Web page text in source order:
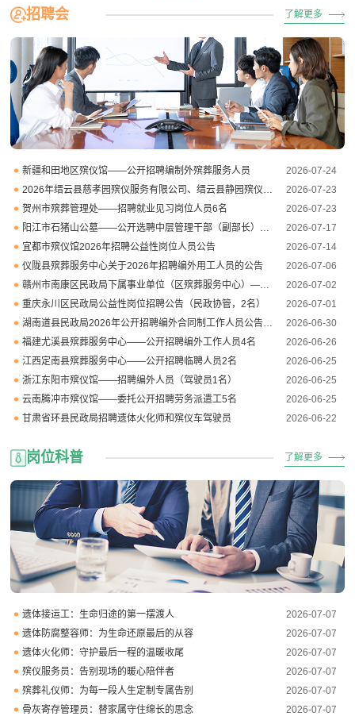
招聘会 了解更多
新疆和田地区殡仪馆——公开招聘编制外殡葬服务人员
2026-07-24
2026年缙云县慈孝园殡仪服务有限公司、缙云县静园殡仪服务有限公司招聘工作人员公告
2026-07-23
贺州市殡葬管理处——招聘就业见习岗位人员6名
2026-07-23
阳江市石猪山公墓——公开选聘中层管理干部（副部长）4名
2026-07-17
宜都市殡仪馆2026年招聘公益性岗位人员公告
2026-07-14
仪陇县殡葬服务中心关于2026年招聘编外用工人员的公告
2026-07-06
赣州市南康区民政局下属事业单位（区殡葬服务中心）——公开招聘编外聘用人员
2026-07-02
重庆永川区民政局公益性岗位招聘公告（民政协管，2名）
2026-07-01
湖南道县民政局2026年公开招聘编外合同制工作人员公告（殡仪馆岗位）
2026-06-30
福建尤溪县殡葬服务中心——公开招聘编外工作人员4名
2026-06-26
江西定南县殡葬服务中心——公开招聘临聘人员2名
2026-06-25
浙江东阳市殡仪馆——招聘编外人员（驾驶员1名）
2026-06-25
云南腾冲市殡仪馆——委托公开招聘劳务派遣工5名
2026-06-25
甘肃省环县民政局招聘遗体火化师和殡仪车驾驶员
2026-06-22
岗位科普 了解更多
遗体接运工：生命归途的第一摆渡人
2026-07-07
遗体防腐整容师：为生命还原最后的从容
2026-07-07
遗体火化师：守护最后一程的温暖收尾
2026-07-07
殡仪服务员：告别现场的暖心陪伴者
2026-07-07
殡葬礼仪师：为每一段人生定制专属告别
2026-07-07
骨灰寄存管理员：替家属守住绵长的思念
2026-07-07